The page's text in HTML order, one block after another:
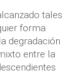
tales
forma
degradación
entre la